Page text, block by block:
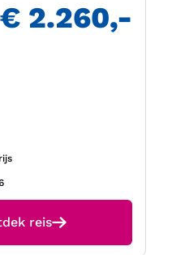
€ 2.260,-
reis